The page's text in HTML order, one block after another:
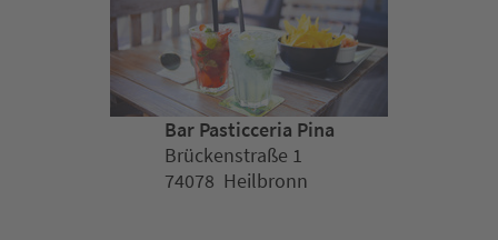
Bar Pasticceria Pina
Brückenstraße 1
74078 Heilbronn